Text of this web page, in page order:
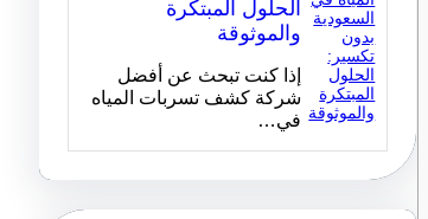
الحلول المبتكرة
والموثوقة
إذا كنت تبحث عن أفضل
شركة كشف تسربات المياه
في…